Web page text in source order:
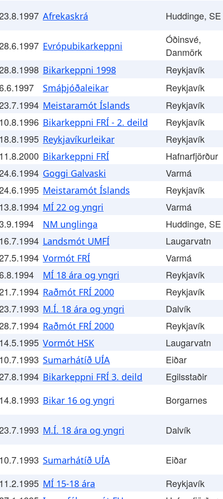
Afrekaskrá Huddinge, SE
Evrópubikarkeppni
Óðinsvé,
Danmörk
Bikarkeppni 1998 Reykjavík
Smáþjóðaleikar Reykjavík
Meistaramót Íslands Reykjavík
10.8.1996 Bikarkeppni FRÍ - 2. deild Reykjavík
18.8.1995 Reykjavíkurleikar Reykjavík
11.8.2000 Bikarkeppni FRÍ Hafnarfjörður
Goggi Galvaski Varmá
Meistaramót Íslands Reykjavík
13.8.1994 MÍ 22 og yngri Varmá
NM unglinga Huddinge, SE
16.7.1994 Landsmót UMFÍ Laugarvatn
Vormót FRÍ Varmá
MÍ 18 ára og yngri Reykjavík
Raðmót FRÍ 2000 Reykjavík
M.Í. 18 ára og yngri Dalvík
Raðmót FRÍ 2000 Reykjavík
14.5.1995 Vormót HSK Laugarvatn
10.7.1993 Sumarhátíð UÍA Eiðar
Bikarkeppni FRÍ 3. deild Egilsstaðir
14.8.1993 Bikar 16 og yngri Borgarnes
M.Í. 18 ára og yngri Dalvík
10.7.1993 Sumarhátíð UÍA Eiðar
11.2.1995 MÍ 15-18 ára Reykjavík